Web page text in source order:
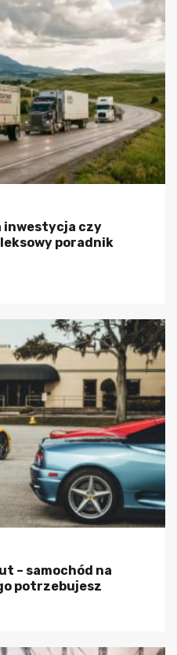
inwestycja czy
poradnik
– samochód na
potrzebujesz